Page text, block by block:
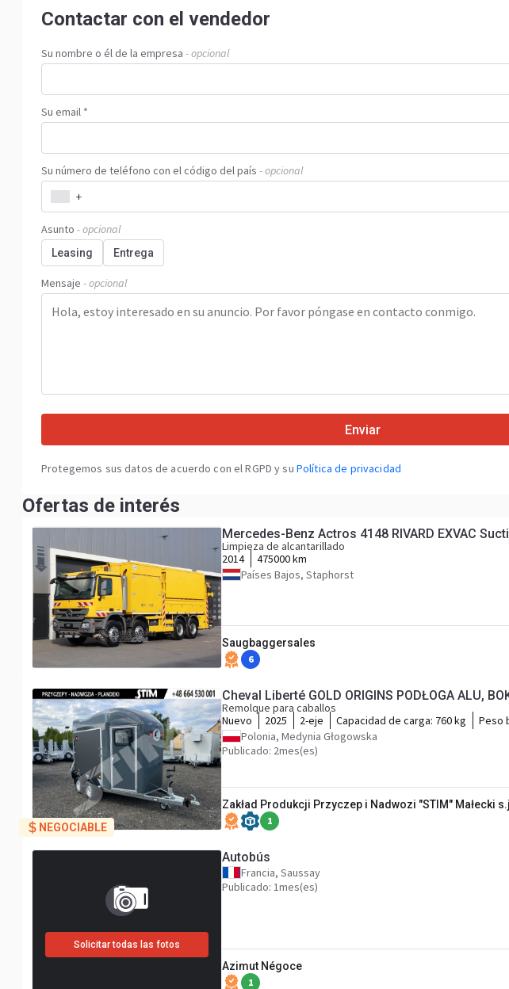
Contactar con el vendedor
Su nombre o él de la empresa - opcional
Su email *
Su número de teléfono con el código del país - opcional
+
Asunto - opcional
Leasing Entrega
Mensaje - opcional
Enviar
Protegemos sus datos de acuerdo con el RGPD y su Política de privacidad
Ofertas de interés
Mercedes-Benz Actros 4148 RIVARD EXVAC
Limpieza de alcantarillado
2014
475000 km
Países Bajos, Staphorst
Saugbaggersales
6
NEGOCIABLE
Cheval Liberté GOLD ORIGINS PODŁOGA ALU,
Remolque para caballos
Nuevo
2025 2-eje Capacidad de carga: 760 kg Peso
Polonia, Medynia Głogowska
Publicado: 2mes(es)
Zakład Produkcji Przyczep i Nadwozi "STIM" Małecki
1
Solicitar todas las fotos
Autobús
Francia, Saussay
Publicado: 1mes(es)
Azimut Négoce
1